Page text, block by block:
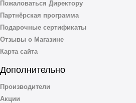
Пожаловаться Директору
Партнёрская программа
Подарочные сертификаты
Отзывы о Магазине
Карта сайта
Дополнительно
Производители
Акции